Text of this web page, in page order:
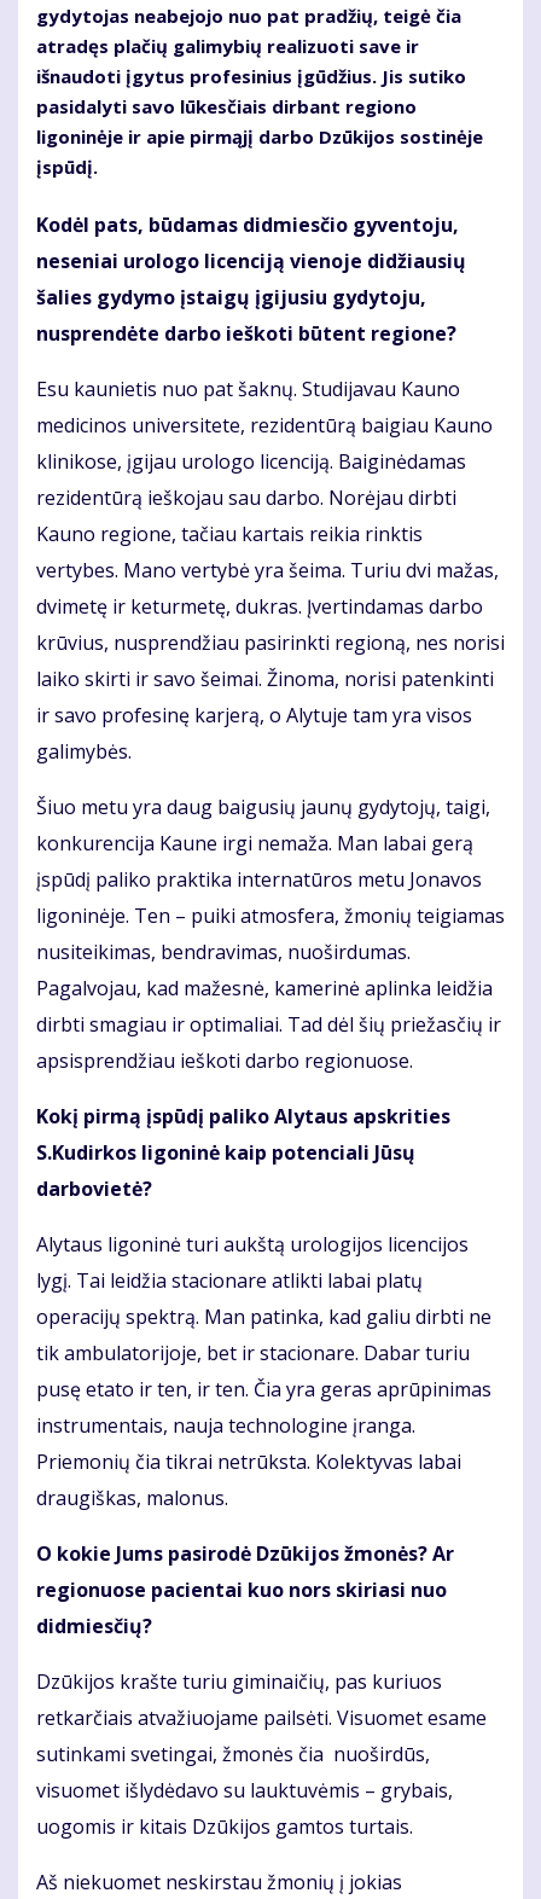
gydytojas neabejojo nuo pat pradžių, teigė čia
atradęs plačių galimybių realizuoti save ir
išnaudoti įgytus profesinius įgūdžius. Jis sutiko
pasidalyti savo lūkesčiais dirbant regiono
ligoninėje ir apie pirmąjį darbo Dzūkijos sostinėje
įspūdį.
Kodėl pats, būdamas didmiesčio gyventoju,
neseniai urologo licenciją vienoje didžiausių
šalies gydymo įstaigų įgijusiu gydytoju,
nusprendėte darbo ieškoti būtent regione?
Esu kaunietis nuo pat šaknų. Studijavau Kauno
medicinos universitete, rezidentūrą baigiau Kauno
klinikose, įgijau urologo licenciją. Baiginėdamas
rezidentūrą ieškojau sau darbo. Norėjau dirbti
Kauno regione, tačiau kartais reikia rinktis
vertybes. Mano vertybė yra šeima. Turiu dvi mažas,
dvimetę ir keturmetę, dukras. Įvertindamas darbo
krūvius, nusprendžiau pasirinkti regioną, nes norisi
laiko skirti ir savo šeimai. Žinoma, norisi patenkinti
ir savo profesinę karjerą, o Alytuje tam yra visos
galimybės.
Šiuo metu yra daug baigusių jaunų gydytojų, taigi,
konkurencija Kaune irgi nemaža. Man labai gerą
įspūdį paliko praktika internatūros metu Jonavos
ligoninėje. Ten – puiki atmosfera, žmonių teigiamas
nusiteikimas, bendravimas, nuoširdumas.
Pagalvojau, kad mažesnė, kamerinė aplinka leidžia
dirbti smagiau ir optimaliai. Tad dėl šių priežasčių ir
apsisprendžiau ieškoti darbo regionuose.
Kokį pirmą įspūdį paliko Alytaus apskrities
S.Kudirkos ligoninė kaip potenciali Jūsų
darbovietė?
Alytaus ligoninė turi aukštą urologijos licencijos
lygį. Tai leidžia stacionare atlikti labai platų
operacijų spektrą. Man patinka, kad galiu dirbti ne
tik ambulatorijoje, bet ir stacionare. Dabar turiu
pusę etato ir ten, ir ten. Čia yra geras aprūpinimas
instrumentais, nauja technologine įranga.
Priemonių čia tikrai netrūksta. Kolektyvas labai
draugiškas, malonus.
O kokie Jums pasirodė Dzūkijos žmonės? Ar
regionuose pacientai kuo nors skiriasi nuo
didmiesčių?
Dzūkijos krašte turiu giminaičių, pas kuriuos
retkarčiais atvažiuojame pailsėti. Visuomet esame
sutinkami svetingai, žmonės čia nuoširdūs,
visuomet išlydėdavo su lauktuvėmis – grybais,
uogomis ir kitais Dzūkijos gamtos turtais.
Aš niekuomet neskirstau žmonių į jokias